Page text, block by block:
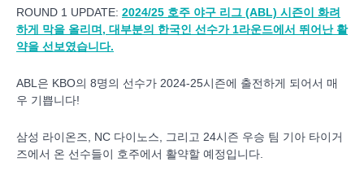
ROUND 1 UPDATE: 2024/25 호주 야구 리그 (ABL) 시즌이 화려
하게 막을 올리며, 대부분의 한국인 선수가 1라운드에서 뛰어난 활
약을 선보였습니다.
ABL은 KBO의 8명의 선수가 2024-25시즌에 출전하게 되어서 매
우 기쁩니다!
삼성 라이온즈, NC 다이노스, 그리고 24시즌 우승 팀 기아 타이거
즈에서 온 선수들이 호주에서 활약할 예정입니다.